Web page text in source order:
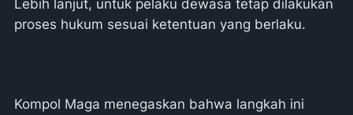
Lebih lanjut, untuk pelaku dewasa tetap dilakukan
proses hukum sesuai ketentuan yang berlaku.
Kompol Maga menegaskan bahwa langkah ini